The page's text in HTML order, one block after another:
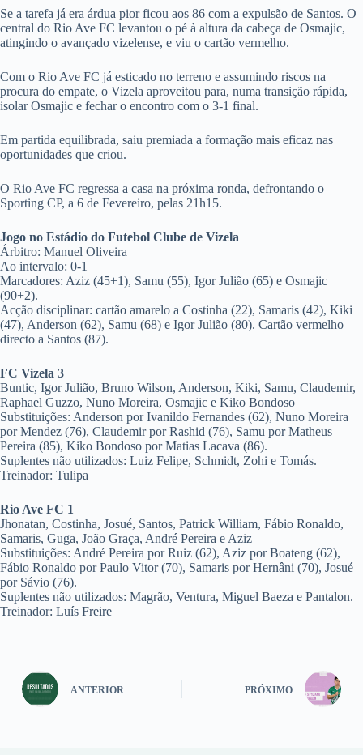
Se a tarefa já era árdua pior ficou aos 86 com a expulsão de Santos. O
central do Rio Ave FC levantou o pé à altura da cabeça de Osmajic,
atingindo o avançado vizelense, e viu o cartão vermelho.
Com o Rio Ave FC já esticado no terreno e assumindo riscos na
procura do empate, o Vizela aproveitou para, numa transição rápida,
isolar Osmajic e fechar o encontro com o 3-1 final.
Em partida equilibrada, saiu premiada a formação mais eficaz nas
oportunidades que criou.
O Rio Ave FC regressa a casa na próxima ronda, defrontando o
Sporting CP, a 6 de Fevereiro, pelas 21h15.
Jogo no Estádio do Futebol Clube de Vizela
Árbitro: Manuel Oliveira
Ao intervalo: 0-1
Marcadores: Aziz (45+1), Samu (55), Igor Julião (65) e Osmajic
(90+2).
Acção disciplinar: cartão amarelo a Costinha (22), Samaris (42), Kiki
(47), Anderson (62), Samu (68) e Igor Julião (80). Cartão vermelho
directo a Santos (87).
FC Vizela 3
Buntic, Igor Julião, Bruno Wilson, Anderson, Kiki, Samu, Claudemir,
Raphael Guzzo, Nuno Moreira, Osmajic e Kiko Bondoso
Substituições: Anderson por Ivanildo Fernandes (62), Nuno Moreira
por Mendez (76), Claudemir por Rashid (76), Samu por Matheus
Pereira (85), Kiko Bondoso por Matias Lacava (86).
Suplentes não utilizados: Luiz Felipe, Schmidt, Zohi e Tomás.
Treinador: Tulipa
Rio Ave FC 1
Jhonatan, Costinha, Josué, Santos, Patrick William, Fábio Ronaldo,
Samaris, Guga, João Graça, André Pereira e Aziz
Substituições: André Pereira por Ruiz (62), Aziz por Boateng (62),
Fábio Ronaldo por Paulo Vitor (70), Samaris por Hernâni (70), Josué
por Sávio (76).
Suplentes não utilizados: Magrão, Ventura, Miguel Baeza e Pantalon.
Treinador: Luís Freire
ANTERIOR PRÓXIMO